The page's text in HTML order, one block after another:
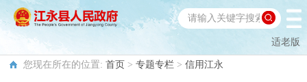
适老版
您现在所在的位置: 首页 > 专题专栏 > 信用江永